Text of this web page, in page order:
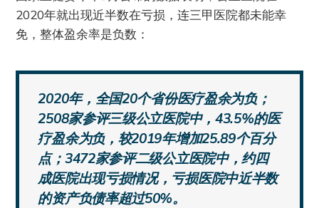
2020年就出现近半数在亏损，连三甲医院都未能幸
免，整体盈余率是负数：
2020年，全国20个省份医疗盈余为负；
2508家参评三级公立医院中，43.5%的医
疗盈余为负，较2019年增加25.89个百分
点；3472家参评二级公立医院中，约四
成医院出现亏损情况，亏损医院中近半数
的资产负债率超过50%。